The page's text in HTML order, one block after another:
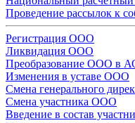
Проведение рассылок к
Регистрация ООО
Ликвидация ООО
Преобразование ООО в
Изменения в уставе ООО
Смена генерального
Смена участника ООО
Введение в состав